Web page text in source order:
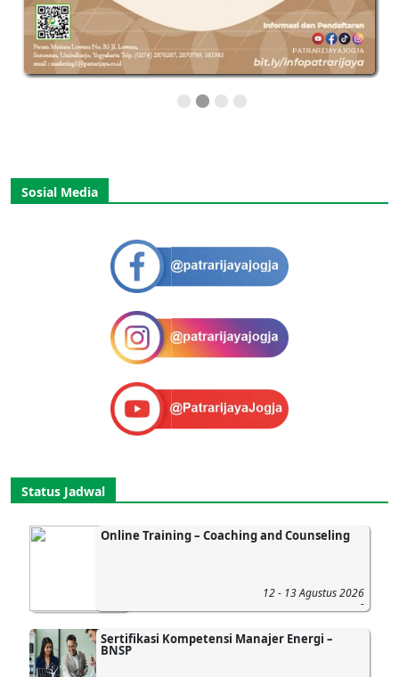
Sosial Media
Status Jadwal
Online Training – Coaching and Counseling
12 - 13 Agustus 2026
-
Sertifikasi Kompetensi Manajer Energi –
BNSP